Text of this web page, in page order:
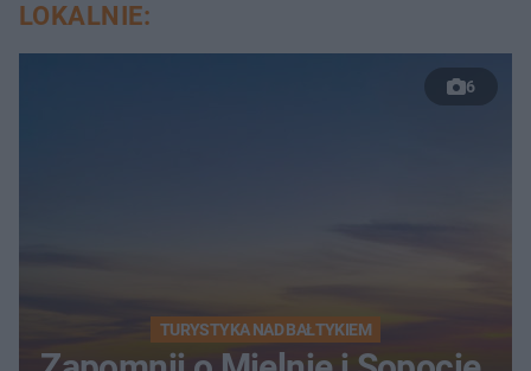
LOKALNIE:
6
TURYSTYKA NAD BAŁTYKIEM